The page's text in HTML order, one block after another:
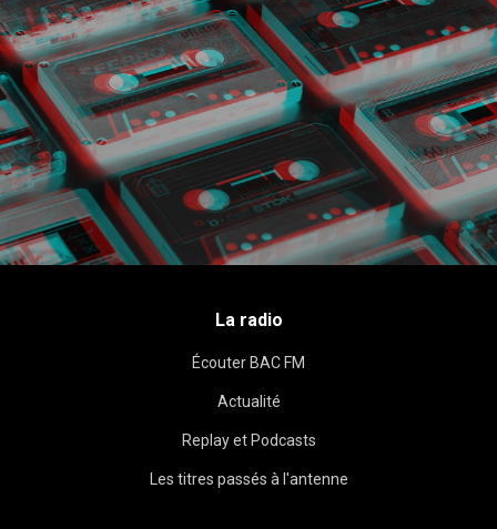
La radio
Écouter BAC FM
Actualité
Replay et Podcasts
Les titres passés à l'antenne